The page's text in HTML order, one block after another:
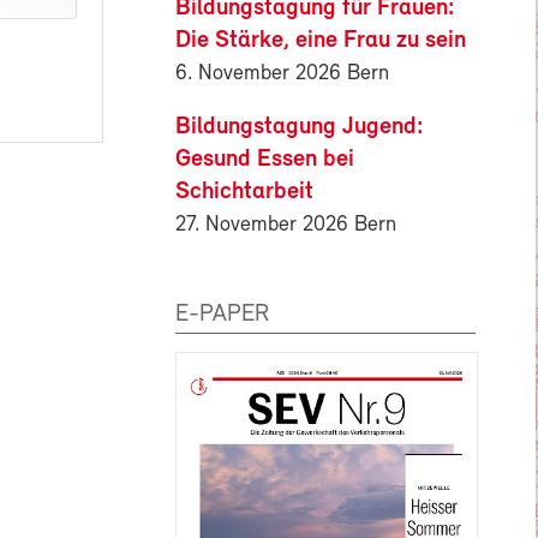
Bildungstagung für Frauen:
Die Stärke, eine Frau zu sein
6. November 2026 Bern
Bildungstagung Jugend:
Gesund Essen bei
Schichtarbeit
27. November 2026 Bern
E-PAPER